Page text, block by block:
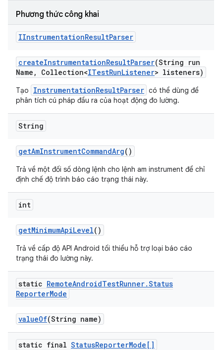
Phương thức công khai
IInstrumentationResultParser
createInstrumentationResultParser(String run
Name , Collection<ITestRunListener> listeners)
Tạo InstrumentationResultParser có thể dùng để
phân tích cú pháp đầu ra của hoạt động đo lường.
String
getAmInstrumentCommandArg()
Trả về một đối số dòng lệnh cho lệnh am instrument để chỉ
định chế độ trình báo cáo trạng thái này.
int
getMinimumApiLevel()
Trả về cấp độ API Android tối thiểu hỗ trợ loại báo cáo
trạng thái đo lường này.
static RemoteAndroidTestRunner.Status
ReporterMode
valueOf(String name)
static final StatusReporterMode[]